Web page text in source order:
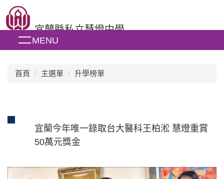
跳
到
主
內
宜蘭縣私立慧燈中學
MENU
首頁 主選單 升學榜單
宜蘭今年唯一錄取台大醫科王柏淞 慧燈重賞
50萬元獎金